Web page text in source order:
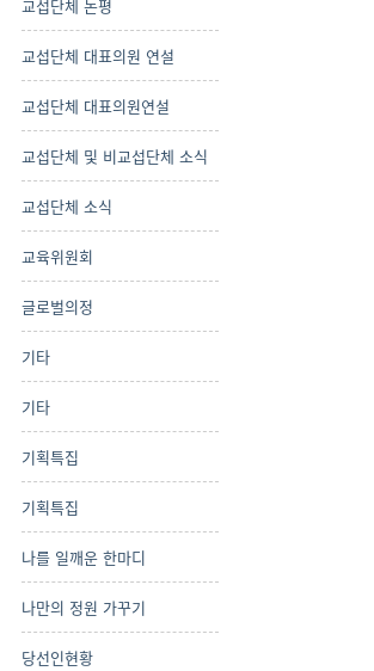
교섭단체 논평
교섭단체 대표의원 연설
교섭단체 대표의원연설
교섭단체 및 비교섭단체 소식
교섭단체 소식
교육위원회
글로벌의정
기타
기타
기획특집
기획특집
나를 일깨운 한마디
나만의 정원 가꾸기
당선인현황